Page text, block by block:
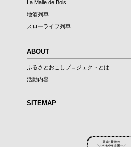
La Malle de Bois
地酒列車
スローライフ列車
ABOUT
ふるさとおこしプロジェクトとは
活動内容
SITEMAP